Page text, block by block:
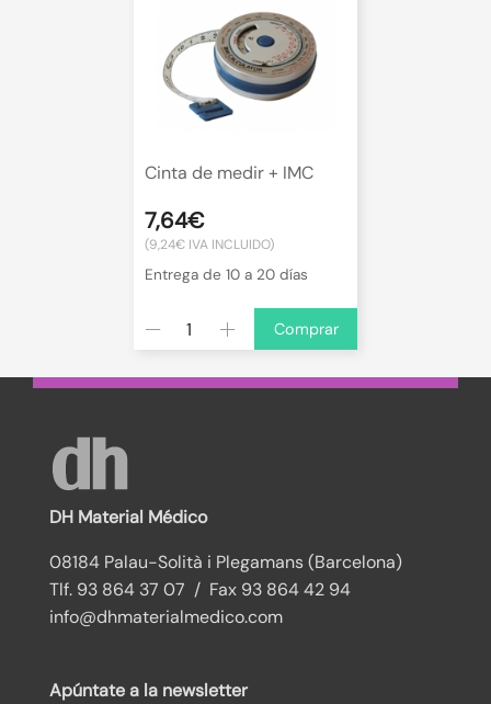
Cinta de medir + IMC
7,64€
(9,24€ IVA INCLUIDO)
Entrega de 10 a 20 días
Comprar
DH Material Médico
08184 Palau-Solità i Plegamans (Barcelona)
Tlf. 93 864 37 07 / Fax 93 864 42 94
info@dhmaterialmedico.com
Apúntate a la newsletter